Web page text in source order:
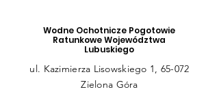
Wodne Ochotnicze Pogotowie
Ratunkowe Województwa
Lubuskiego
ul. Kazimierza Lisowskiego 1, 65-072
Zielona Góra